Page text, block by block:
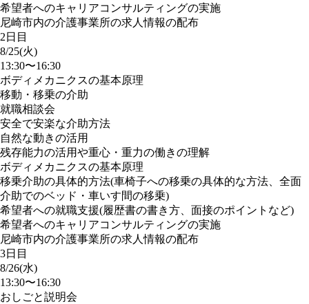
希望者へのキャリアコンサルティングの実施
尼崎市内の介護事業所の求人情報の配布
2日目
8/25(火)
13:30〜16:30
ボディメカニクスの基本原理
移動・移乗の介助
就職相談会
安全で安楽な介助方法
自然な動きの活用
残存能力の活用や重心・重力の働きの理解
ボディメカニクスの基本原理
移乗介助の具体的方法(車椅子への移乗の具体的な方法、全面
介助でのベッド・車いす間の移乗)
希望者への就職支援(履歴書の書き方、面接のポイントなど)
希望者へのキャリアコンサルティングの実施
尼崎市内の介護事業所の求人情報の配布
3日目
8/26(水)
13:30〜16:30
おしごと説明会